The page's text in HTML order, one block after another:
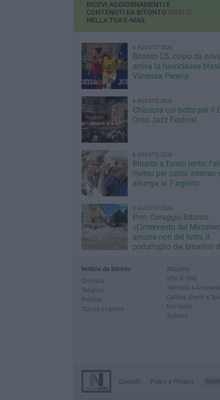
RICEVI AGGIORNAMENTI E
CONTENUTI DA BITONTO GRATIS
NELLA TUA E-MAIL
6 AGOSTO 2026
Bitonto C5, colpo da
arriva la fuoriclasse
Vanessa Pereira
6 AGOSTO 2026
Chiusura col botto per il
Onto Jazz Festival
6 AGOSTO 2026
Bitonto a fuoco lento:
meteo per caldo intenso
allunga al 7 agosto
5 AGOSTO 2026
Pnrr, Coraggio Bitonto:
«L'intervento del
ancora non del tutto, il
portafoglio dei bitontini
Notizie da Bitonto
Cronaca
Religioni
Politica
Scuola e Lavoro
Attualità
Vita di città
Territorio e
Cultura, Eventi e
Enti locali
Turismo
Contatti Policy e Privacy